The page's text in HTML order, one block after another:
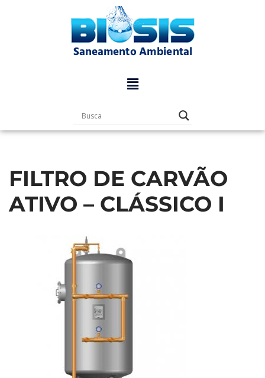
FILTRO DE CARVÃO
ATIVO – CLÁSSICO I